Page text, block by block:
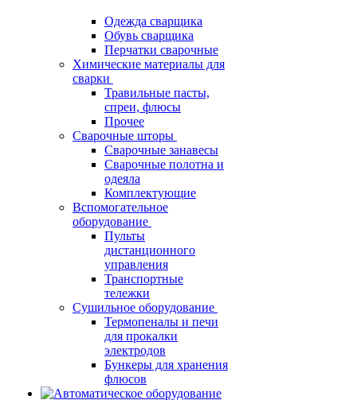
Одежда сварщика
Обувь сварщика
Перчатки сварочные
Химические материалы для
сварки
Травильные пасты,
спреи, флюсы
Прочее
Сварочные шторы
Сварочные занавесы
Сварочные полотна и
одеяла
Комплектующие
Вспомогательное
оборудование
Пульты
дистанционного
управления
Транспортные
тележки
Сушильное оборудование
Термопеналы и печи
для прокалки
электродов
Бункеры для хранения
флюсов